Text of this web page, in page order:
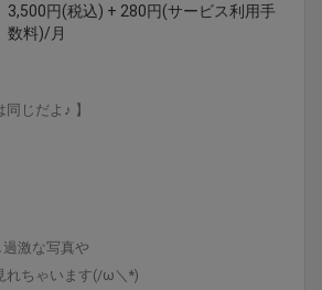
3,500円(税込) + 280円(サービス利用手
数料)/月
同じだよ♪ 】
激な写真や
れちゃいます(/ω＼*)